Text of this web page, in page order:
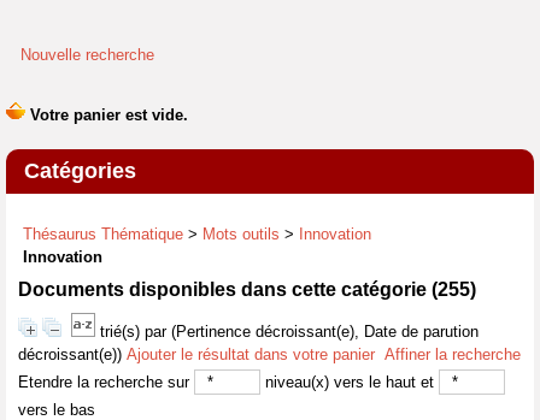
Nouvelle recherche
Catégories
Thésaurus Thématique > Mots outils >
Innovation
Innovation
Documents disponibles dans cette catégorie (255)
trié(s) par (Pertinence décroissant(e), Date de parution
décroissant(e)) Ajouter le résultat dans votre panier Affiner la recherche
Etendre la recherche sur
niveau(x) vers le haut et
vers le bas